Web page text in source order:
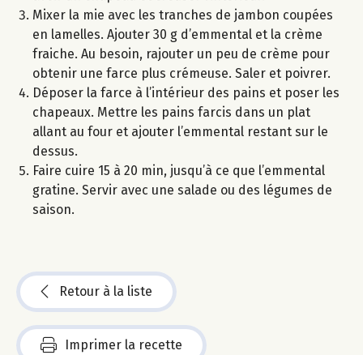
Mixer la mie avec les tranches de jambon coupées
en lamelles. Ajouter 30 g d’emmental et la crème
fraiche. Au besoin, rajouter un peu de crème pour
obtenir une farce plus crémeuse. Saler et poivrer.
Déposer la farce à l’intérieur des pains et poser les
chapeaux. Mettre les pains farcis dans un plat
allant au four et ajouter l’emmental restant sur le
dessus.
Faire cuire 15 à 20 min, jusqu’à ce que l’emmental
gratine. Servir avec une salade ou des légumes de
saison.
Retour à la liste
Imprimer la recette